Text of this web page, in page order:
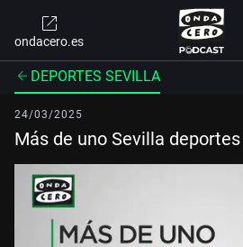
ondacero.es
DEPORTES SEVILLA
24/03/2025
Más de uno Sevilla